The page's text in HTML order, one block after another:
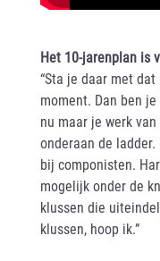
Het 10-jarenplan is
“Sta je daar met
moment. Dan ben
nu maar je werk
onderaan de
bij componisten.
mogelijk onder de
klussen die
klussen, hoop ik.”